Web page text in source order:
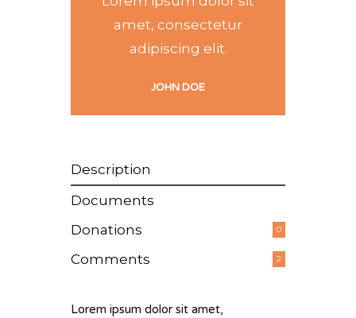
amet, consectetur
adipiscing elit.
JOHN DOE
Description
Documents
Donations
0
Comments 2
Lorem ipsum dolor sit amet,